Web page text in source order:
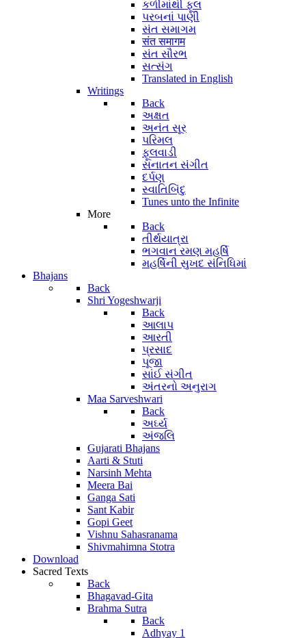
કળીમાંથી ફૂલ
પરબનાં પાણી
સંત સમાગમ
संत समागम
સંત સૌરભ
સત્સંગ
Translated in English
Writings
Back
અક્ષત
અનંત સૂર
પરિમલ
ફૂલવાડી
સનાતન સંગીત
દર્પણ
સ્વાતિબિંદુ
Tunes unto the Infinite
More
Back
તીર્થયાત્રા
ભગવાન રમણ મહર્ષિ
મહર્ષિની સુખદ સંનિધિમાં
Bhajans
Back
Shri Yogeshwarji
Back
આલાપ
આરતી
પ્રસાદ
પૂજા
સાંઈ સંગીત
અંતરનો અનુરાગ
Maa Sarveshwari
Back
અર્ઘ્ય
અંજલિ
Gujarati Bhajans
Aarti & Stuti
Narsinh Mehta
Meera Bai
Ganga Sati
Sant Kabir
Gopi Geet
Vishnu Sahasranama
Shivmahimna Stotra
Download
Sacred Texts
Back
Bhagavad-Gita
Brahma Sutra
Back
Adhyay 1